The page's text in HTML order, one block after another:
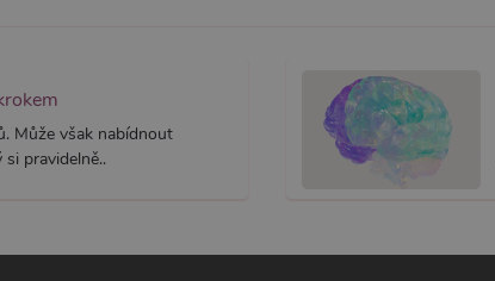
Může však nabídnout
pravidelně..